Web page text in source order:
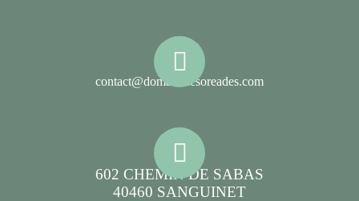
contact@domainelesoreades.com
602 CHEMIN DE SABAS
40460 SANGUINET